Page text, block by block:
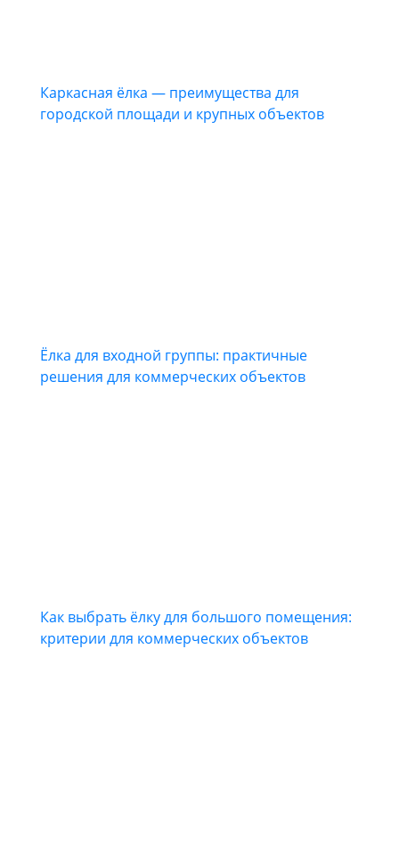
Каркасная ёлка — преимущества для
городской площади и крупных объектов
Ёлка для входной группы: практичные
решения для коммерческих объектов
Как выбрать ёлку для большого помещения:
критерии для коммерческих объектов